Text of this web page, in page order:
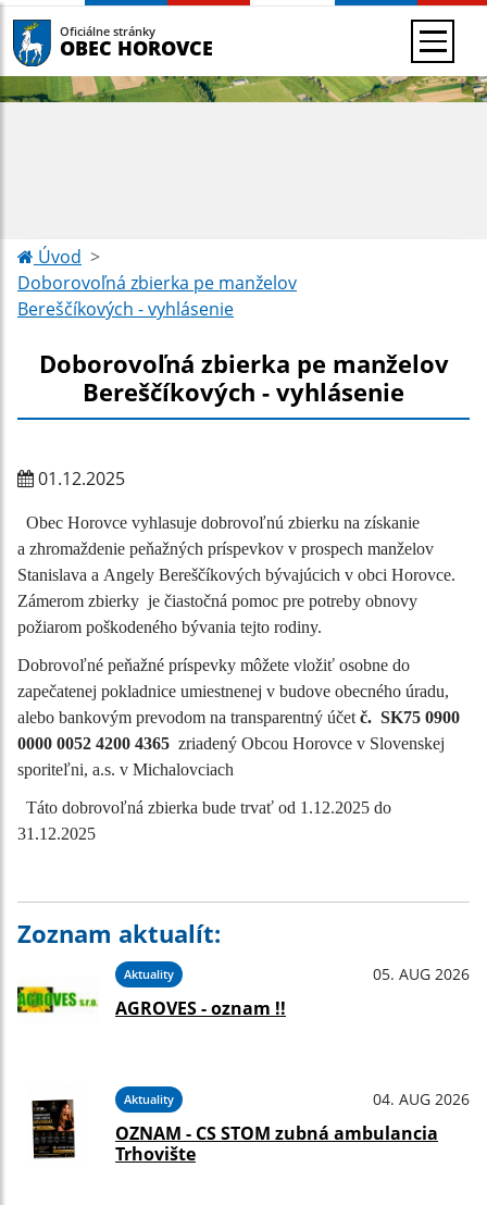
Oficiálne stránky
OBEC HOROVCE
Úvod
Doborovoľná zbierka pe manželov
Bereščíkových - vyhlásenie
Doborovoľná zbierka pe manželov
Bereščíkových - vyhlásenie
01.12.2025
Obec Horovce vyhlasuje dobrovoľnú zbierku na získanie
a zhromaždenie peňažných príspevkov v prospech manželov
Stanislava a Angely Bereščíkových bývajúcich v obci Horovce.
Zámerom zbierky je čiastočná pomoc pre potreby obnovy
požiarom poškodeného bývania tejto rodiny.
Dobrovoľné peňažné príspevky môžete vložiť osobne do
zapečatenej pokladnice umiestnenej v budove obecného úradu,
alebo bankovým prevodom na transparentný účet č. SK75 0900
0000 0052 4200 4365 zriadený Obcou Horovce v Slovenskej
sporiteľni, a.s. v Michalovciach
Táto dobrovoľná zbierka bude trvať od 1.12.2025 do
31.12.2025
Zoznam aktualít:
Aktuality 05. AUG 2026
AGROVES - oznam !!
Aktuality 04. AUG 2026
OZNAM - CS STOM zubná ambulancia
Trhovište